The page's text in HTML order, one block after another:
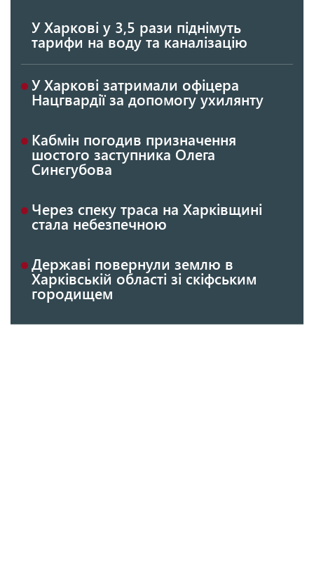
У Харкові у 3,5 рази піднімуть
тарифи на воду та каналізацію
У Харкові затримали офіцера
Нацгвардії за допомогу ухилянту
Кабмін погодив призначення
шостого заступника Олега
Синєгубова
Через спеку траса на Харківщині
стала небезпечною
Державі повернули землю в
Харківській області зі скіфським
городищем